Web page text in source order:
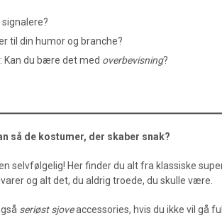
signalere?
til din humor og branche?
Kan du bære det med overbevisning?
så de kostumer, der skaber snak?
selvfølgelig! Her finder du alt fra klassiske
og alt det, du aldrig troede, du skulle være.
seriøst sjoveaccessories, hvis du ikke vil gå